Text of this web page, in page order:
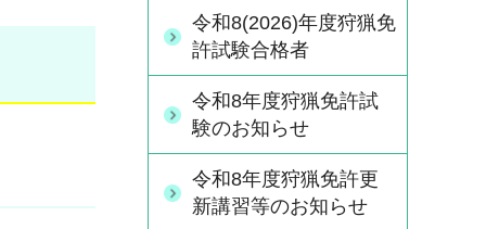
令和8(2026)年度狩猟免
許試験合格者
令和8年度狩猟免許試
験のお知らせ
令和8年度狩猟免許更
新講習等のお知らせ